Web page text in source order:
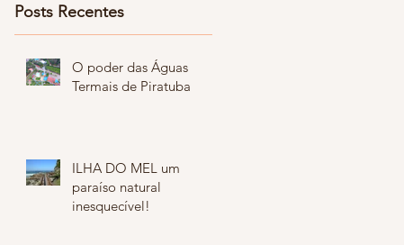
Posts Recentes
O poder das Águas
Termais de Piratuba
ILHA DO MEL um
paraíso natural
inesquecível!